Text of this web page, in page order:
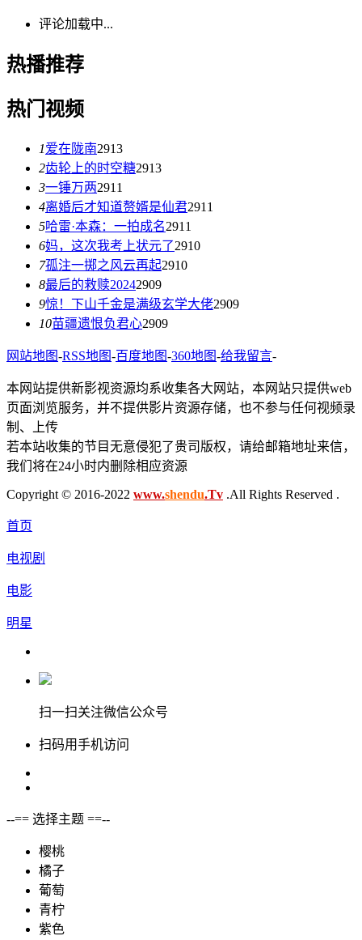
评论加载中...
热播推荐
热门视频
1爱在陇南2913
2齿轮上的时空糖2913
3一锤万两2911
4离婚后才知道赘婿是仙君2911
5哈雷·本森：一拍成名2911
6妈，这次我考上状元了2910
7孤注一掷之风云再起2910
8最后的救赎20242909
9惊！下山千金是满级玄学大佬2909
10苗疆遗恨负君心2909
网站地图-RSS地图-百度地图-360地图-给我留言-
本网站提供新影视资源均系收集各大网站，本网站只提供web
页面浏览服务，并不提供影片资源存储，也不参与任何视频录
制、上传
若本站收集的节目无意侵犯了贵司版权，请给邮箱地址来信，
我们将在24小时内删除相应资源
Copyright © 2016-2022 www.shendu.Tv .All Rights Reserved .
首页
电视剧
电影
明星
扫一扫关注微信公众号
扫码用手机访问
--== 选择主题 ==--
樱桃
橘子
葡萄
青柠
紫色